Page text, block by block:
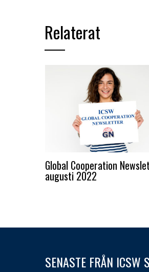
Relaterat
Global Cooperation
augusti 2022
SENASTE FRÅN ICSW